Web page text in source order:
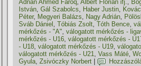
Adnan Ahmed Faroq ,Albert Flórián ifj.
István ,Gál Szabolcs Haber Justin
Péter, Megyeri Balázs Nagy Adrián
Sváb Dániel
,Tóbiás Zsolt ,Tóth Bence ,
mérkőzés - "A" ,válogatott mérkőzés -
mérkőzés - U16 ,válogatott mérkőzés -
- U18 ,válogatott mérkőzés - U19 ,
válogatott mérkőzés - U21
,Vass Máté ,
Gyula,Zsivóczky Norbert